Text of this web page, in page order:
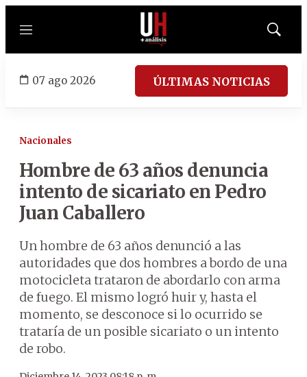
Menú
Mostrar
07 ago 2026 ÚLTIMAS NOTICIAS
Nacionales
Hombre de 63 años denuncia
intento de sicariato en Pedro
Juan Caballero
Un hombre de 63 años denunció a las
autoridades que dos hombres a bordo de una
motocicleta trataron de abordarlo con arma
de fuego. El mismo logró huir y, hasta el
momento, se desconoce si lo ocurrido se
trataría de un posible sicariato o un intento
de robo.